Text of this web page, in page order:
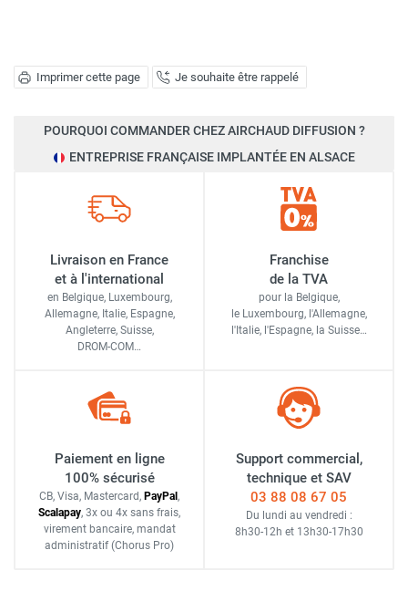
Imprimer cette page Je souhaite être rappelé
POURQUOI COMMANDER CHEZ AIRCHAUD DIFFUSION ?
ENTREPRISE FRANÇAISE IMPLANTÉE EN ALSACE
Livraison en France
et à l'international
en Belgique, Luxembourg,
Allemagne, Italie, Espagne,
Angleterre, Suisse,
DROM-COM…
Franchise
de la TVA
pour la Belgique,
le Luxembourg, l'Allemagne,
l'Italie, l'Espagne, la Suisse…
Paiement en ligne
100% sécurisé
CB, Visa, Mastercard, PayPal ,
Scalapay, 3x ou 4x sans frais,
virement bancaire, mandat
administratif (Chorus Pro)
Support commercial,
technique et SAV
03 88 08 67 05
Du lundi au vendredi :
8h30-12h et 13h30-17h30